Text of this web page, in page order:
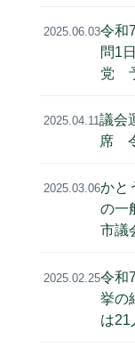
2025.06.03令和
問1
党
2025.04.11議会
席
2025.03.06かと
の一
市議
2025.02.25令和
挙の
は21